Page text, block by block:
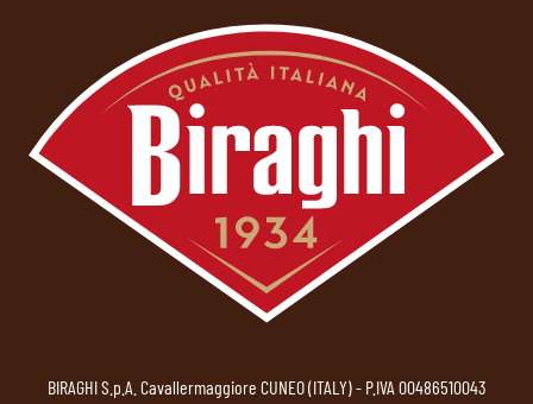
BIRAGHI S.p.A. Cavallermaggiore CUNEO (ITALY) - P.IVA 00486510043